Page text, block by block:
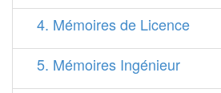
4. Mémoires de Licence
5. Mémoires Ingénieur